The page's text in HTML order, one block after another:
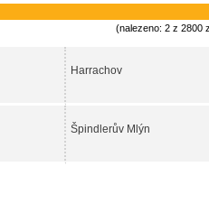
(nalezeno: 2 z 2800
Harrachov
Špindlerův Mlýn